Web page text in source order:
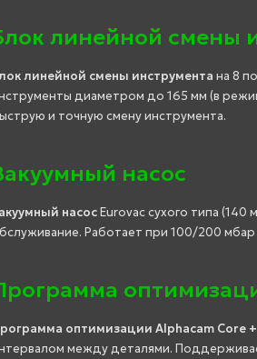
линейной смены
линейной смены инструмента на 8
диаметром до 165 мм (в
и точную смену инструмента.
насос
насосEurovac сухого типа (140
Работает при 100/200
оптимизации Alphacam Core
между деталями.